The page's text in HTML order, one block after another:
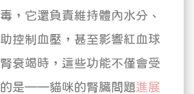
，它還負責維持體內水分、
控制血壓，甚至影響紅血球
衰竭時，這些功能不僅會受
的是——貓咪的腎臟問題進展